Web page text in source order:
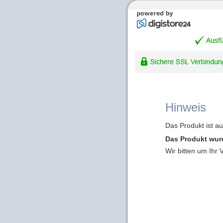
Hinweis
Das Produkt ist
Das Produkt
Wir bitten um Ihr